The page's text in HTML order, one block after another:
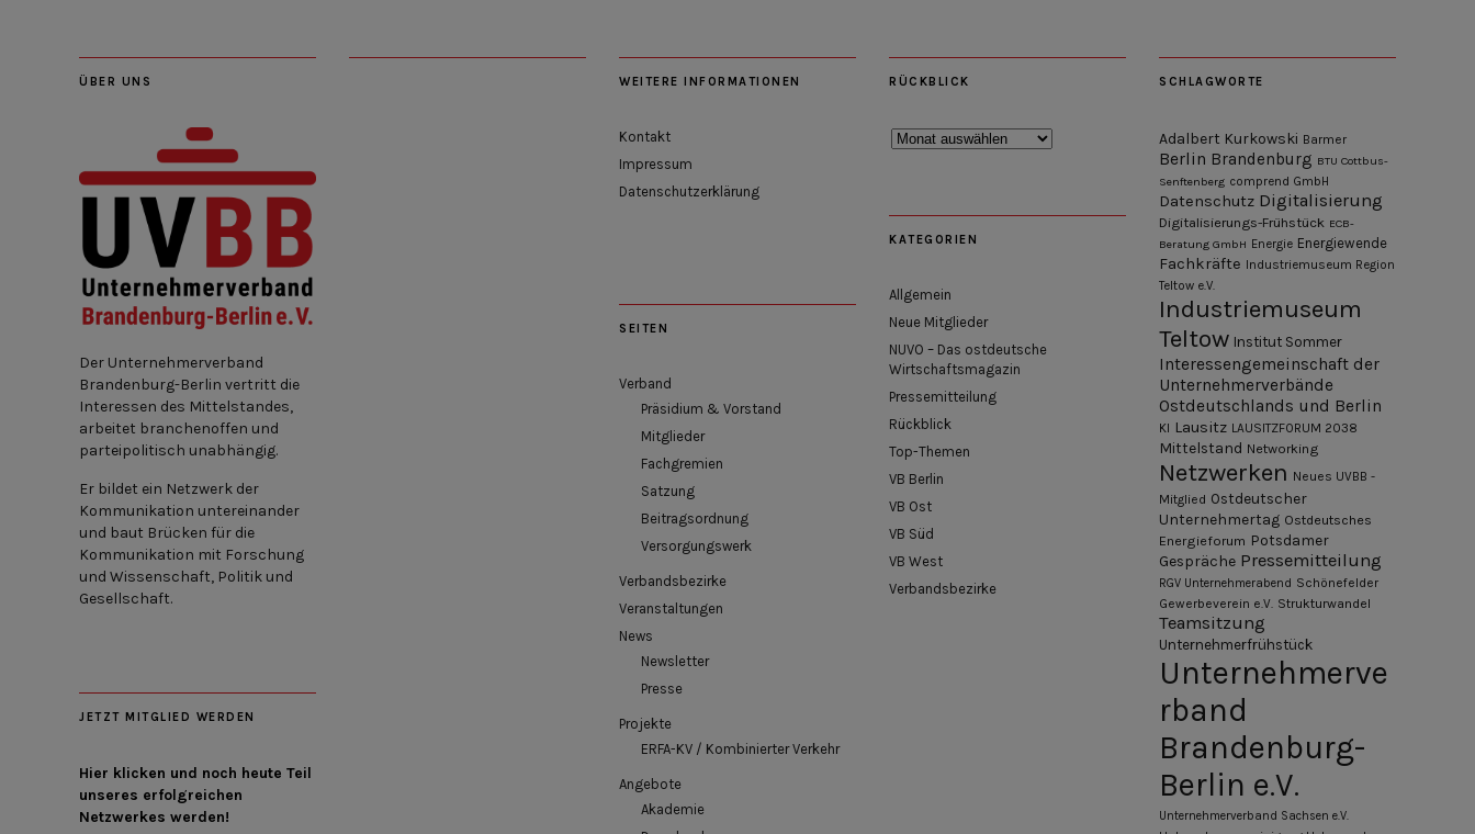
ÜBER UNS
Der Unternehmerverband
Brandenburg-Berlin vertritt die
Interessen des Mittelstandes,
arbeitet branchenoffen und
parteipolitisch unabhängig.
Er bildet ein Netzwerk der
Kommunikation untereinander
und baut Brücken für die
Kommunikation mit Forschung
und Wissenschaft, Politik und
Gesellschaft.
JETZT MITGLIED WERDEN
Hier klicken und noch heute Teil
unseres erfolgreichen
Netzwerkes werden!
WEITERE INFORMATIONEN
Kontakt
Impressum
Datenschutzerklärung
SEITEN
Verband
Präsidium & Vorstand
Mitglieder
Fachgremien
Satzung
Beitragsordnung
Versorgungswerk
Verbandsbezirke
Veranstaltungen
News
Newsletter
Presse
Projekte
ERFA-KV / Kombinierter Verkehr
Angebote
Akademie
RÜCKBLICK
Rückblick
KATEGORIEN
Allgemein
Neue Mitglieder
NUVO – Das ostdeutsche
Wirtschaftsmagazin
Pressemitteilung
Rückblick
Top-Themen
VB Berlin
VB Ost
VB Süd
VB West
Verbandsbezirke
SCHLAGWORTE
Adalbert Kurkowski Barmer
Berlin Brandenburg BTU Cottbus-
Senftenberg comprend GmbH
Datenschutz Digitalisierung
Digitalisierungs-Frühstück ECB-
Beratung GmbH Energie Energiewende
Fachkräfte Industriemuseum Region
Teltow e.V.
Industriemuseum
Teltow Institut Sommer
Interessengemeinschaft der
Unternehmerverbände
Ostdeutschlands und Berlin
KI Lausitz LAUSITZFORUM 2038
Mittelstand Networking
Netzwerken Neues UVBB -
Mitglied Ostdeutscher
Unternehmertag Ostdeutsches
Energieforum Potsdamer
Gespräche Pressemitteilung
RGV Unternehmerabend Schönefelder
Gewerbeverein e.V. Strukturwandel
Teamsitzung
Unternehmerfrühstück
Unternehmerve
rband
Brandenburg-
Berlin e.V.
Unternehmerverband Sachsen e.V.